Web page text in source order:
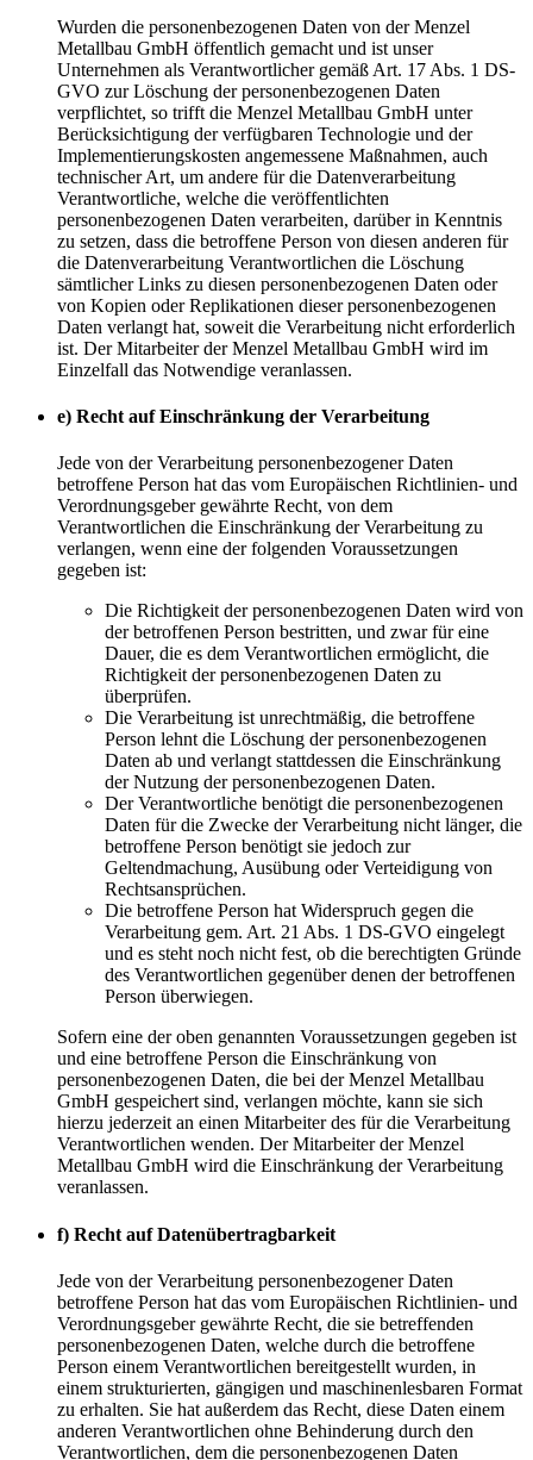
Wurden die personenbezogenen Daten von der Menzel
Metallbau GmbH öffentlich gemacht und ist unser
Unternehmen als Verantwortlicher gemäß Art. 17 Abs. 1 DS-
GVO zur Löschung der personenbezogenen Daten
verpflichtet, so trifft die Menzel Metallbau GmbH unter
Berücksichtigung der verfügbaren Technologie und der
Implementierungskosten angemessene Maßnahmen, auch
technischer Art, um andere für die Datenverarbeitung
Verantwortliche, welche die veröffentlichten
personenbezogenen Daten verarbeiten, darüber in Kenntnis
zu setzen, dass die betroffene Person von diesen anderen für
die Datenverarbeitung Verantwortlichen die Löschung
sämtlicher Links zu diesen personenbezogenen Daten oder
von Kopien oder Replikationen dieser personenbezogenen
Daten verlangt hat, soweit die Verarbeitung nicht erforderlich
ist. Der Mitarbeiter der Menzel Metallbau GmbH wird im
Einzelfall das Notwendige veranlassen.
e) Recht auf Einschränkung der Verarbeitung
Jede von der Verarbeitung personenbezogener Daten
betroffene Person hat das vom Europäischen Richtlinien- und
Verordnungsgeber gewährte Recht, von dem
Verantwortlichen die Einschränkung der Verarbeitung zu
verlangen, wenn eine der folgenden Voraussetzungen
gegeben ist:
Die Richtigkeit der personenbezogenen Daten wird von
der betroffenen Person bestritten, und zwar für eine
Dauer, die es dem Verantwortlichen ermöglicht, die
Richtigkeit der personenbezogenen Daten zu
überprüfen.
Die Verarbeitung ist unrechtmäßig, die betroffene
Person lehnt die Löschung der personenbezogenen
Daten ab und verlangt stattdessen die Einschränkung
der Nutzung der personenbezogenen Daten.
Der Verantwortliche benötigt die personenbezogenen
Daten für die Zwecke der Verarbeitung nicht länger, die
betroffene Person benötigt sie jedoch zur
Geltendmachung, Ausübung oder Verteidigung von
Rechtsansprüchen.
Die betroffene Person hat Widerspruch gegen die
Verarbeitung gem. Art. 21 Abs. 1 DS-GVO eingelegt
und es steht noch nicht fest, ob die berechtigten Gründe
des Verantwortlichen gegenüber denen der betroffenen
Person überwiegen.
Sofern eine der oben genannten Voraussetzungen gegeben ist
und eine betroffene Person die Einschränkung von
personenbezogenen Daten, die bei der Menzel Metallbau
GmbH gespeichert sind, verlangen möchte, kann sie sich
hierzu jederzeit an einen Mitarbeiter des für die Verarbeitung
Verantwortlichen wenden. Der Mitarbeiter der Menzel
Metallbau GmbH wird die Einschränkung der Verarbeitung
veranlassen.
f) Recht auf Datenübertragbarkeit
Jede von der Verarbeitung personenbezogener Daten
betroffene Person hat das vom Europäischen Richtlinien- und
Verordnungsgeber gewährte Recht, die sie betreffenden
personenbezogenen Daten, welche durch die betroffene
Person einem Verantwortlichen bereitgestellt wurden, in
einem strukturierten, gängigen und maschinenlesbaren Format
zu erhalten. Sie hat außerdem das Recht, diese Daten einem
anderen Verantwortlichen ohne Behinderung durch den
Verantwortlichen, dem die personenbezogenen Daten